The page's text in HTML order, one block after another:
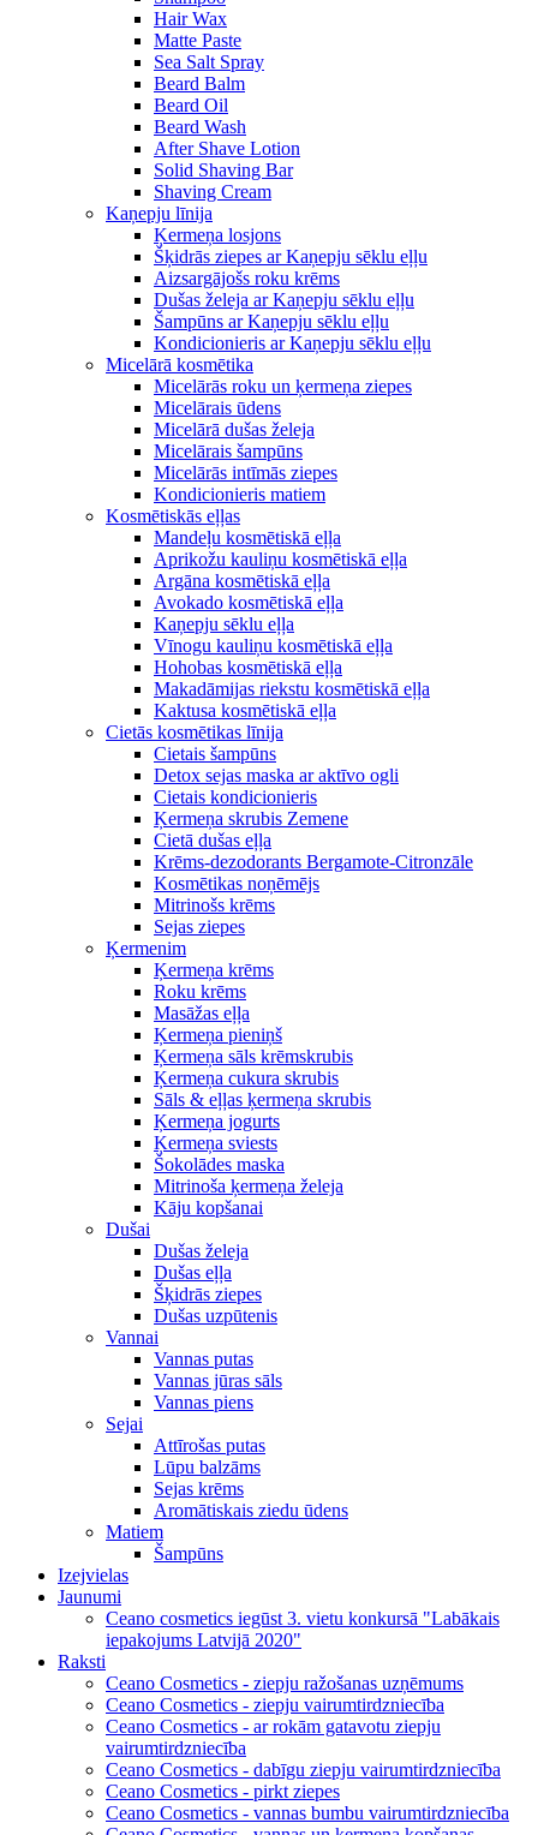
Hair Wax
Matte Paste
Sea Salt Spray
Beard Balm
Beard Oil
Beard Wash
After Shave Lotion
Solid Shaving Bar
Shaving Cream
Kaņepju līnija
Ķermeņa losjons
Šķidrās ziepes ar Kaņepju sēklu eļļu
Aizsargājošs roku krēms
Dušas želeja ar Kaņepju sēklu eļļu
Šampūns ar Kaņepju sēklu eļļu
Kondicionieris ar Kaņepju sēklu eļļu
Micelārā kosmētika
Micelārās roku un ķermeņa ziepes
Micelārais ūdens
Micelārā dušas želeja
Micelārais šampūns
Micelārās intīmās ziepes
Kondicionieris matiem
Kosmētiskās eļļas
Mandeļu kosmētiskā eļļa
Aprikožu kauliņu kosmētiskā eļļa
Argāna kosmētiskā eļļa
Avokado kosmētiskā eļļa
Kaņepju sēklu eļļa
Vīnogu kauliņu kosmētiskā eļļa
Hohobas kosmētiskā eļļa
Makadāmijas riekstu kosmētiskā eļļa
Kaktusa kosmētiskā eļļa
Cietās kosmētikas līnija
Cietais šampūns
Detox sejas maska ar aktīvo ogli
Cietais kondicionieris
Ķermeņa skrubis Zemene
Cietā dušas eļļa
Krēms-dezodorants Bergamote-Citronzāle
Kosmētikas noņēmējs
Mitrinošs krēms
Sejas ziepes
Ķermenim
Ķermeņa krēms
Roku krēms
Masāžas eļļa
Ķermeņa pieniņš
Ķermeņa sāls krēmskrubis
Ķermeņa cukura skrubis
Sāls & eļļas ķermeņa skrubis
Ķermeņa jogurts
Ķermeņa sviests
Šokolādes maska
Mitrinoša ķermeņa želeja
Kāju kopšanai
Dušai
Dušas želeja
Dušas eļļa
Šķidrās ziepes
Dušas uzpūtenis
Vannai
Vannas putas
Vannas jūras sāls
Vannas piens
Sejai
Attīrošas putas
Lūpu balzāms
Sejas krēms
Aromātiskais ziedu ūdens
Matiem
Šampūns
Izejvielas
Jaunumi
Ceano cosmetics iegūst 3. vietu konkursā "Labākais
iepakojums Latvijā 2020"
Raksti
Ceano Cosmetics - ziepju ražošanas uzņēmums
Ceano Cosmetics - ziepju vairumtirdzniecība
Ceano Сosmetics - ar rokām gatavotu ziepju
vairumtirdzniecība
Ceano Cosmetics - dabīgu ziepju vairumtirdzniecība
Ceano Cosmetics - pirkt ziepes
Ceano Cosmetics - vannas bumbu vairumtirdzniecība